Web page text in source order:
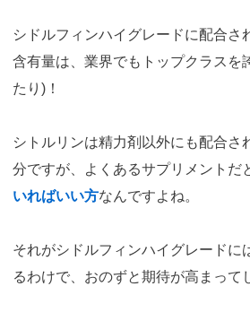
シドルフィンハイグレードに配合さ
含有量は、業界でもトップクラスを
たり)！
シトルリンは精力剤以外にも配合さ
分ですが、よくあるサプリメントだ
いればいい方なんですよね。
それがシドルフィンハイグレードに
るわけで、おのずと期待が高まって